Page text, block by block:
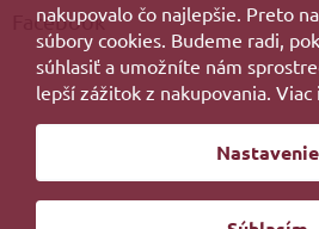
nakupovalo čo najlepšie. Preto
súbory cookies. Budeme radi,
súhlasiť a umožníte nám
lepší zážitok z nakupovania.
Nastavenie
Facebook
Vytvoril
Copyright 2026. Všetky